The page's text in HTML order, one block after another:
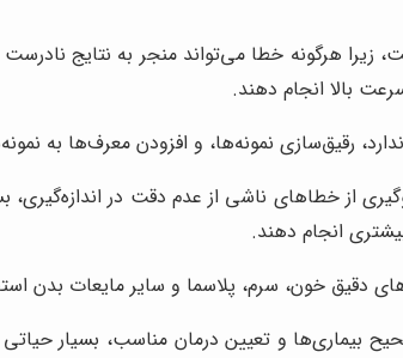
زیرا هرگونه خطا می‌تواند منجر به نتایج
بالا انجام دهند.
رقیق‌سازی نمونه‌ها، و افزودن معرف‌ها به
از خطاهای ناشی از عدم دقت در اندازه‌گیری،
انجام دهند.
دقیق خون، سرم، پلاسما و سایر مایعات بدن
بیماری‌ها و تعیین درمان مناسب، بسیار